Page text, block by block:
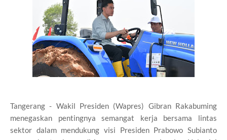
Tangerang - Wakil Presiden (Wapres) Gibran Rakabuming
menegaskan pentingnya semangat kerja bersama lintas
sektor dalam mendukung visi Presiden Prabowo Subianto